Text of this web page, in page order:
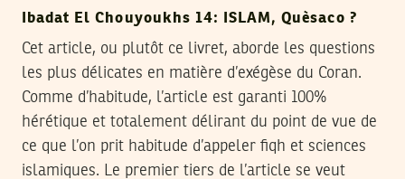
Ibadat El Chouyoukhs 14: ISLAM, Quèsaco ?
Cet article, ou plutôt ce livret, aborde les questions
les plus délicates en matière d’exégèse du Coran.
Comme d’habitude, l’article est garanti 100%
hérétique et totalement délirant du point de vue de
ce que l’on prit habitude d’appeler fiqh et sciences
islamiques. Le premier tiers de l’article se veut